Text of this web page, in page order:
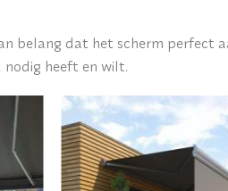
belang dat het scherm perfect
nodig heeft en wilt.